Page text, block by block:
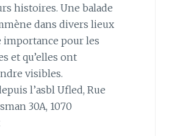
histoires. Une balade
dans divers lieux
importance pour les
et qu’elles ont
visibles.
l’asbl Ufled, Rue
30A, 1070